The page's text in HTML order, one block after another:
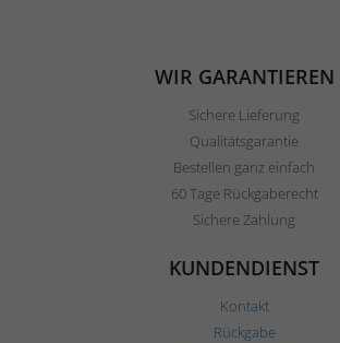
WIR GARANTIEREN
Sichere Lieferung
Qualitätsgarantie
Bestellen ganz einfach
60 Tage Rückgaberecht
Sichere Zahlung
KUNDENDIENST
Kontakt
Rückgabe